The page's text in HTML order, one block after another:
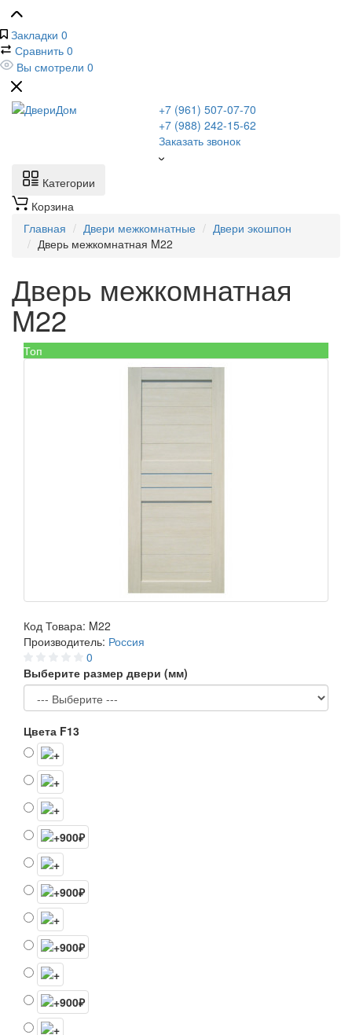
Закладки 0
Сравнить 0
Вы смотрели 0
+7 (961) 507-07-70
+7 (988) 242-15-62
Заказать звонок
Категории
Корзина
Главная
Двери межкомнатные
Двери экошпон
Дверь межкомнатная M22
Дверь межкомнатная
M22
Топ
Код Товара: M22
Производитель: Россия
0
Выберите размер двери (мм)
Цвета F13